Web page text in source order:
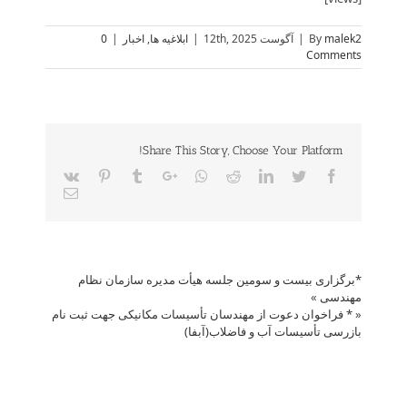
By malek2
| آگوست 12th, 2025 | ابلاغیه ها, اخبار |
0
Comments
Share This Story, Choose Your Platform!
Facebook
Twitter
LinkedIn
Reddit
Whatsapp
Google+
Tumblr
Pinterest
Vk
Email
*برگزاری بیست و سومین جلسه هیأت مدیره سازمان نظام
مهندسی »
«* فراخوان دعوت از مهندسان تأسیسات مکانیکی جهت ثبت نام
بازرسی تأسیسات آب و فاضلاب(آبفا)